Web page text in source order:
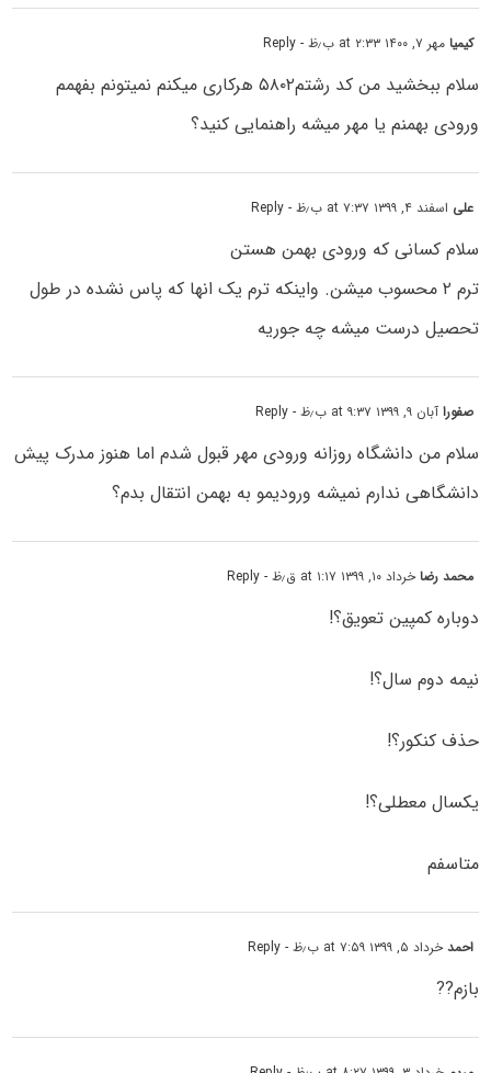
کیمیامهر ۷, ۱۴۰۰ at ۲:۳۳ ب٫ظ - Reply
سلام ببخشید من کد رشتم۵۸۰۲ هرکاری میکنم نمیتونم بفهمم
ورودی بهمنم یا مهر میشه راهنمایی کنید؟
علی اسفند ۴, ۱۳۹۹ at ۷:۳۷ ب٫ظ - Reply
سلام کسانی که ورودی بهمن هستن
ترم ۲ محسوب میشن. واینکه ترم یک انها که پاس نشده در طول
تحصیل درست میشه چه جوریه
صفوراآبان ۹, ۱۳۹۹ at ۹:۳۷ ب٫ظ - Reply
سلام من دانشگاه روزانه ورودی مهر قبول شدم اما هنوز مدرک پیش
دانشگاهی ندارم نمیشه ورودیمو به بهمن انتقال بدم؟
محمد رضاخرداد ۱۰, ۱۳۹۹ at ۱:۱۷ ق٫ظ - Reply
دوباره کمپین تعویق؟!
نیمه دوم سال؟!
حذف کنکور؟!
یکسال معطلی؟!
متاسفم
احمدخرداد ۵, ۱۳۹۹ at ۷:۵۹ ب٫ظ - Reply
بازم??